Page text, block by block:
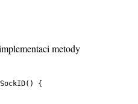
metody
{